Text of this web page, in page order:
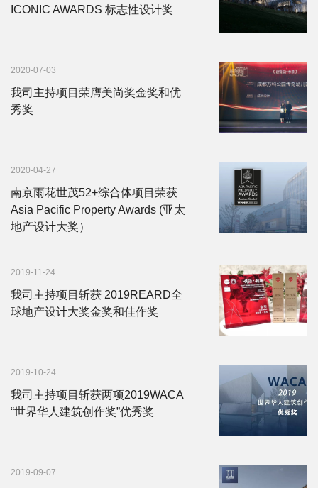
ICONIC AWARDS 标志性设计奖
2020-07-03
我司主持项目荣膺美尚奖金奖和优
秀奖
2020-04-27
南京雨花世茂52+综合体项目荣获
Asia Pacific Property Awards (亚太
地产设计大奖）
2019-11-24
我司主持项目斩获 2019REARD全
球地产设计大奖金奖和佳作奖
2019-10-24
我司主持项目斩获两项2019WACA
“世界华人建筑创作奖”优秀奖
2019-09-07